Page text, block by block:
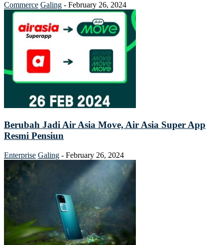
Commerce Galing - February 26, 2024
Berubah Jadi Air Asia Move, Air Asia Super App
Resmi Pensiun
Enterprise Galing - February 26, 2024